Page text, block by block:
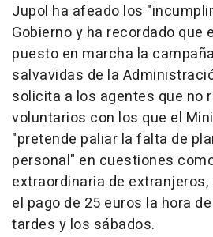
Jupol ha afeado los
Gobierno y ha recordado que
puesto en marcha la
salvavidas de la
solicita a los agentes que no
voluntarios con los que el
"pretende paliar la falta de
personal" en cuestiones
extraordinaria de
el pago de 25 euros la hora
tardes y los sábados.